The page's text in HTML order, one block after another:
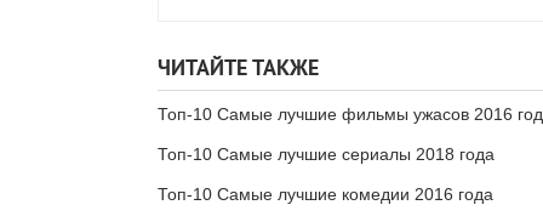
ЧИТАЙТЕ ТАКЖЕ
Топ-10 Самые лучшие фильмы ужасов 2016
Топ-10 Самые лучшие сериалы 2018 года
Топ-10 Самые лучшие комедии 2016 года